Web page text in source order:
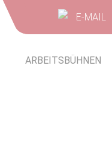
E-MAIL
ARBEITSBÜHNEN